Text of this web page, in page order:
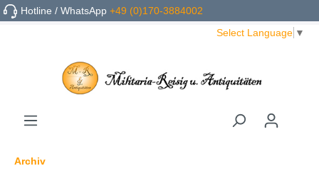
Hotline / WhatsApp+49 (0)170-3884002
Select Language ▼
Archiv